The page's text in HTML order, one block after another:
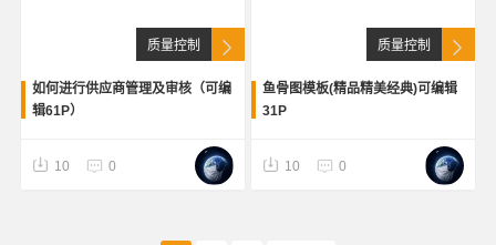
质量控制
如何进行供应商管理及审核（可编
辑61P）
10 0
质量控制
鱼骨图模板(精品精美经典)可编辑
31P
10 0